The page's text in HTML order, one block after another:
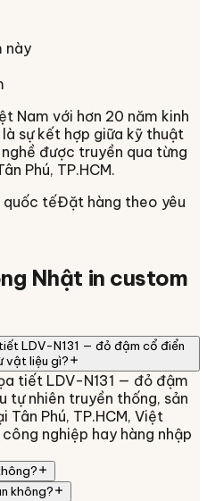
này
Nam với hơn 20 năm kinh
sự kết hợp giữa kỹ thuật
được truyền qua từng
Phú, TP.HCM.
quốc tếĐặt hàng theo yêu
Nhật in custom
LDV-N131 — đỏ đậm cổ điển
vật liệu gì?
tiết LDV-N131 — đỏ đậm
tự nhiên truyền thống, sản
Phú, TP.HCM, Việt
nghiệp hay hàng nhập
không?